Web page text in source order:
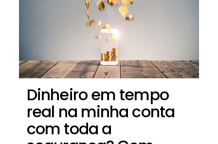
Dinheiro em tempo
real na minha conta
com toda a